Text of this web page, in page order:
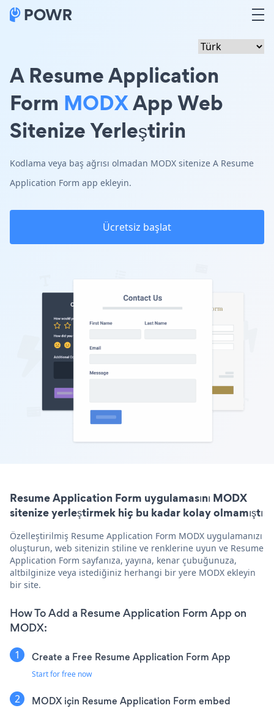
A Resume Application
Form MODXApp Web
Sitenize Yerleştirin
Kodlama veya baş ağrısı olmadan MODX sitenize A Resume
Application Form app ekleyin.
Ücretsiz başlat
Resume Application Form uygulamasını MODX
sitenize yerleştirmek hiç bu kadar kolay olmamıştı
Özelleştirilmiş Resume Application Form MODX uygulamanızı
oluşturun, web sitenizin stiline ve renklerine uyun ve Resume
Application Form sayfanıza, yayına, kenar çubuğunuza,
altbilginize veya istediğiniz herhangi bir yere MODX ekleyin
bir site.
How To Add a Resume Application Form App on
MODX:
Create a Free Resume Application Form App
Start for free now
MODX için Resume Application Form embed